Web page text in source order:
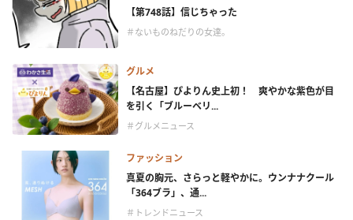
【第748話】信じちゃった
＃ないものねだりの女達。
グルメ
【名古屋】ぴよりん史上初！ 爽やかな紫色が目
を引く「ブルーベリ...
＃グルメニュース
ファッション
真夏の胸元、さらっと軽やかに。ウンナナクール
「364ブラ」、通...
＃トレンドニュース